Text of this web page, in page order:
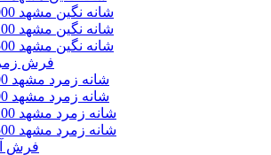
1000 شانه نگین مشهد
1200 شانه نگین مشهد
1500 شانه نگین مشهد
فرش
500 شانه زمرد مشهد
700 شانه زمرد مشهد
1200 شانه زمرد مشهد
1500 شانه زمرد مشهد
فرش